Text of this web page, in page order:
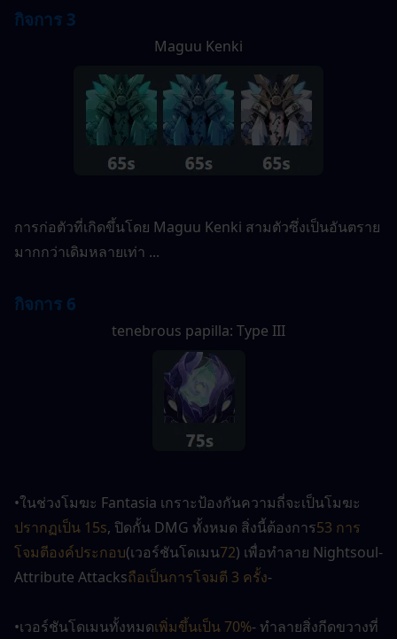
กิจการ 3
Maguu Kenki
การก่อตัวที่เกิดขึ้นโดย Maguu Kenki สามตัวซึ่งเป็นอันตราย
มากกว่าเดิมหลายเท่า ...
กิจการ 6
tenebrous papilla: Type III
•ในช่วงโมฆะ Fantasia เกราะป้องกันความถี่จะเป็นโมฆะ
ปรากฏเป็น 15s, ปิดกั้น DMG ทั้งหมด สิ่งนี้ต้องการ53 การ
โจมตีองค์ประกอบ(เวอร์ชันโดเมน72) เพื่อทำลาย Nightsoul-
Attribute Attacksถือเป็นการโจมตี 3 ครั้ง-
•เวอร์ชันโดเมนทั้งหมดเพิ่มขึ้นเป็น 70%- ทำลายสิ่งกีดขวางที่